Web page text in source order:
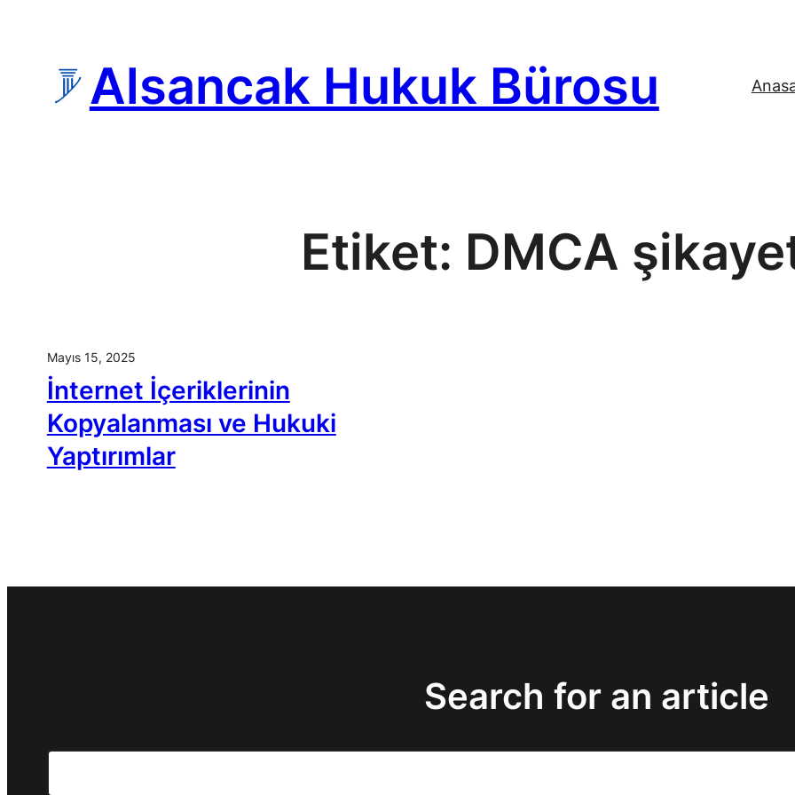
Alsancak Hukuk Bürosu
Etiket: DMCA
Mayıs 15, 2025
İnternet İçeriklerinin
Kopyalanması ve Hukuki
Yaptırımlar
Search for an article